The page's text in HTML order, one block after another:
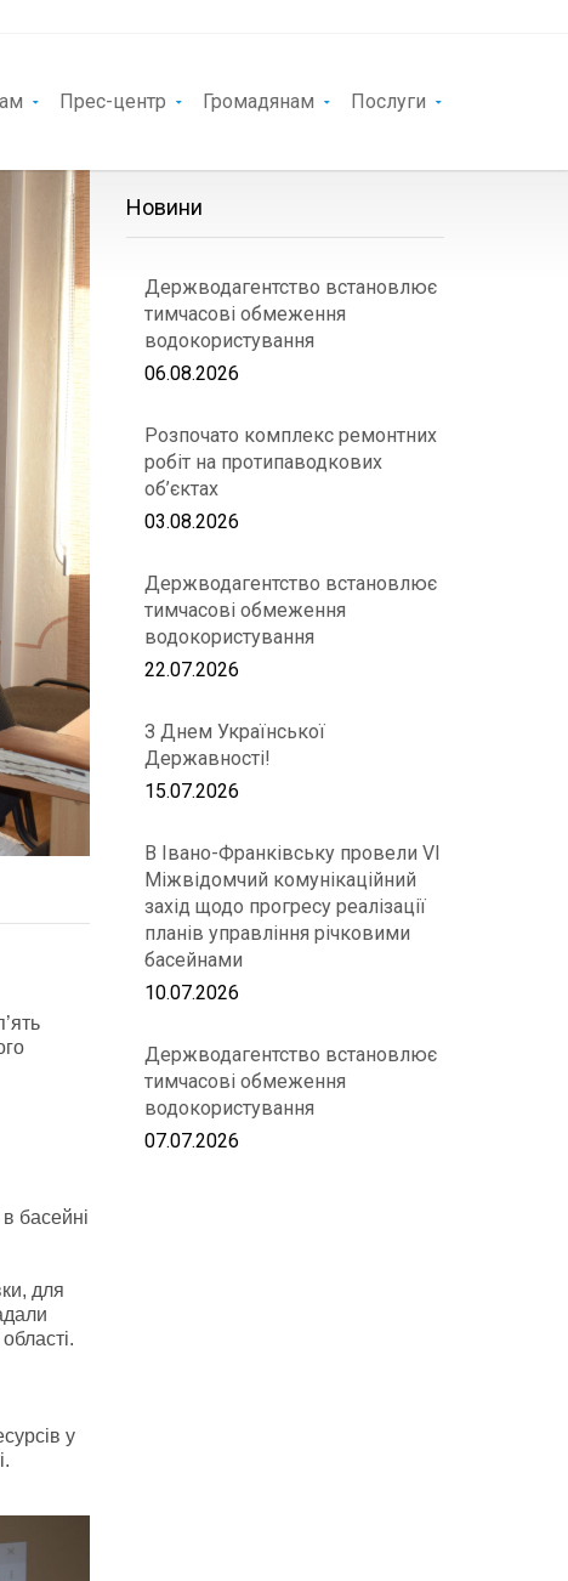
Прес-центр Громадянам Послуги
басейні
для
у
Новини
Держводагентство встановлює
тимчасові обмеження
водокористування
06.08.2026
Розпочато комплекс ремонтних
робіт на протипаводкових
об’єктах
03.08.2026
Держводагентство встановлює
тимчасові обмеження
водокористування
22.07.2026
З Днем Української
Державності!
15.07.2026
В Івано-Франківську провели VІ
Міжвідомчий комунікаційний
захід щодо прогресу реалізації
планів управління річковими
басейнами
10.07.2026
Держводагентство встановлює
тимчасові обмеження
водокористування
07.07.2026